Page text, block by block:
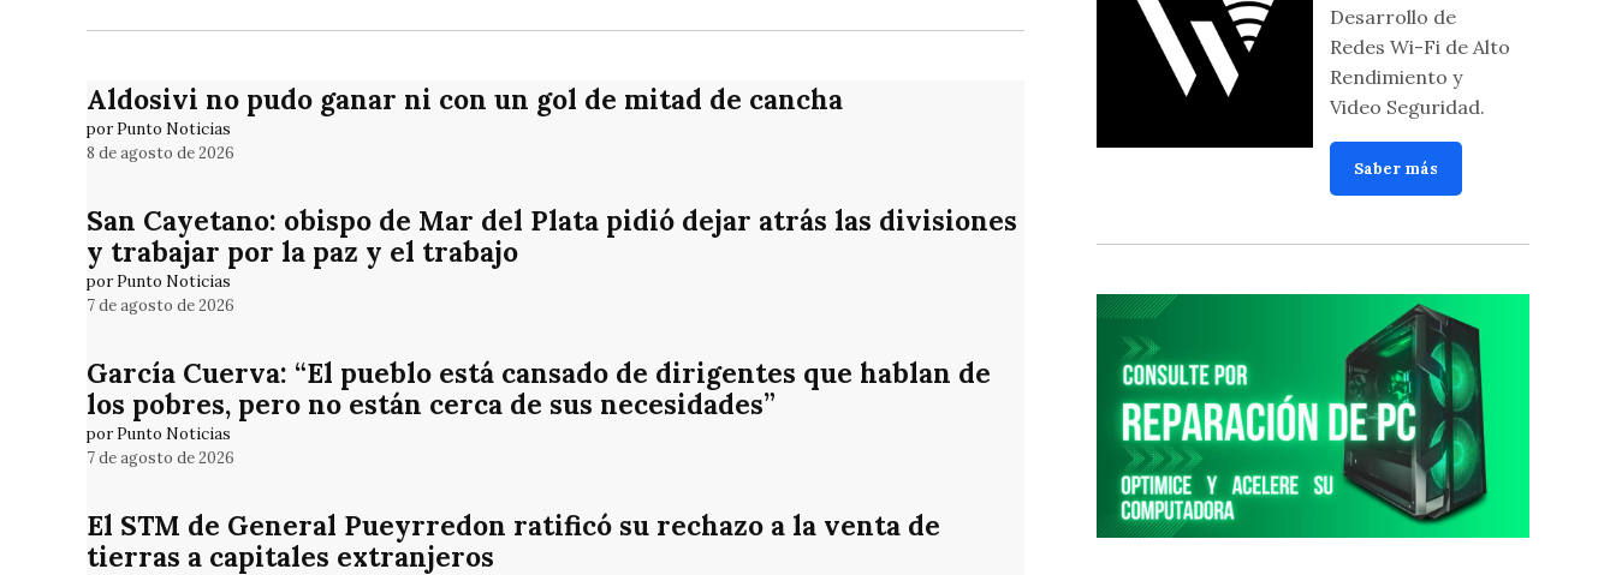
Aldosivi no pudo ganar ni con un gol de mitad de cancha
por Punto Noticias
8 de agosto de 2026
San Cayetano: obispo de Mar del Plata pidió dejar atrás las divisiones
y trabajar por la paz y el trabajo
por Punto Noticias
7 de agosto de 2026
García Cuerva: “El pueblo está cansado de dirigentes que hablan de
los pobres, pero no están cerca de sus necesidades”
por Punto Noticias
7 de agosto de 2026
El STM de General Pueyrredon ratificó su rechazo a la venta de
tierras a capitales extranjeros
Desarrollo de
Redes Wi-Fi de Alto
Rendimiento y
Video Seguridad.
Saber más